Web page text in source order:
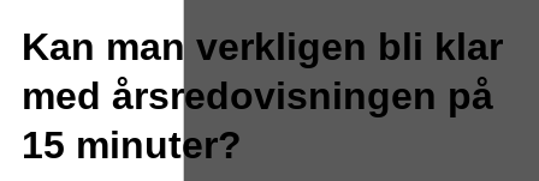
Kan man verkligen bli klar
med årsredovisningen på
15 minuter?